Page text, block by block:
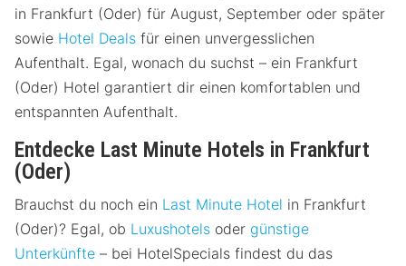
in Frankfurt (Oder) für August, September oder später
sowie Hotel Deals für einen unvergesslichen
Aufenthalt. Egal, wonach du suchst – ein Frankfurt
(Oder) Hotel garantiert dir einen komfortablen und
entspannten Aufenthalt.
Entdecke Last Minute Hotels in Frankfurt
(Oder)
Brauchst du noch ein Last Minute Hotel in Frankfurt
(Oder)? Egal, ob Luxushotels oder günstige
Unterkünfte – bei HotelSpecials findest du das